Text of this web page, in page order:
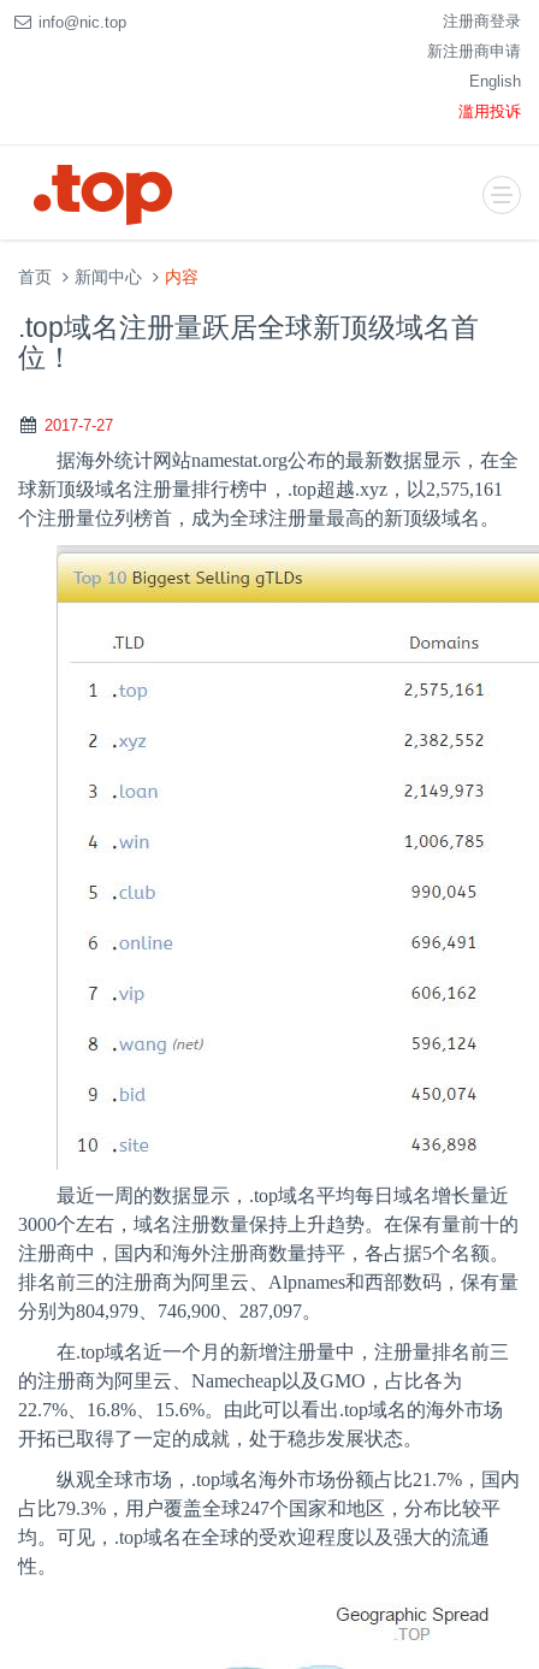
info@nic.top
注册商登录
新注册商申请
English
滥用投诉
首页 新闻中心 内容
.top域名注册量跃居全球新顶级域名首
位！
2017-7-27
据海外统计网站namestat.org公布的最新数据显示，在全
球新顶级域名注册量排行榜中， .top超越.xyz ，以2,575,161
个注册量位列榜首，成为全球注册量最高的新顶级域名。
最近一周的数据显示， .top域名平均每日域名增长量近
3000个左右，域名注册数量保持上升趋势。在保有量前十的
注册商中，国内和海外注册商数量持平，各占据5个名额。
排名前三的注册商为阿里云、 Alpnames和西部数码，保有量
分别为804,979 746,900 287,097。
在.top域名近一个月的新增注册量中，注册量排名前三
的注册商为阿里云、 Namecheap以及GMO ，占比各为
22.7%
16.8% 15.6%。由此可以看出.top域名的海外市场
开拓已取得了一定的成就，处于稳步发展状态。
纵观全球市场， .top域名海外市场份额占比21.7% ，国内
占比79.3% ，用户覆盖全球247个国家和地区，分布比较平
均。可见， .top域名在全球的受欢迎程度以及强大的流通
性。